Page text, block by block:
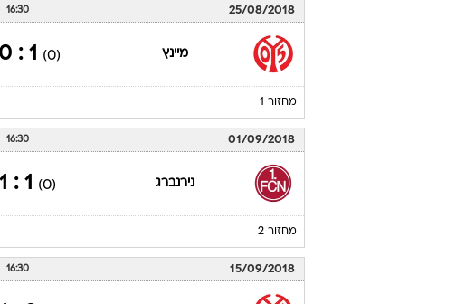
25/08/2018
16:30
מיינץ (0)
1 : 0
מחזור 1
01/09/2018
16:30
נירנברג (0)
1 : 1
מחזור 2
15/09/2018
16:30